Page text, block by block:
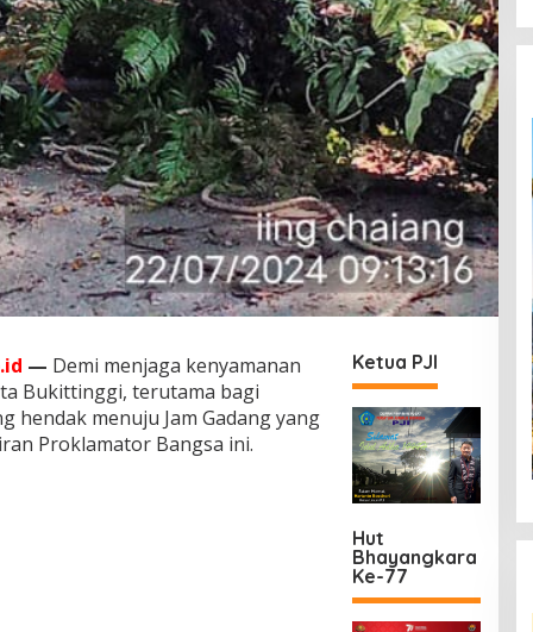
— Demi menjaga kenyamanan
Bukittinggi, terutama bagi
hendak menuju Jam Gadang yang
Proklamator Bangsa ini.
Ketua PJI
Hut
Bhayangkara
Ke-77